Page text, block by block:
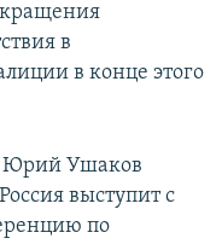
в
в конце этого
Юрий Ушаков
выступит с
по